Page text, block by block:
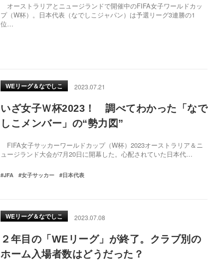
オーストラリアとニュージランドで開催中のFIFA女子ワールドカッ
プ（W杯）。日本代表（なでしこジャパン）は予選リーグ3連勝の1
位…
WEリーグ＆なでしこ 2023.07.21
いざ女子Ｗ杯2023！ 調べてわかった「なで
しこメンバー」の“勢力図”
FIFA女子サッカーワールドカップ（W杯）2023オーストラリア＆ニ
ュージランド大会が7月20日に開幕した。心配されていた日本代…
#JFA #女子サッカー #日本代表
WEリーグ＆なでしこ 2023.07.08
２年目の「WEリーグ」が終了。クラブ別の
ホーム入場者数はどうだった？